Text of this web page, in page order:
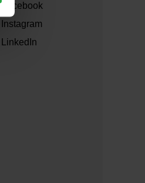
Facebook
Instagram
LinkedIn